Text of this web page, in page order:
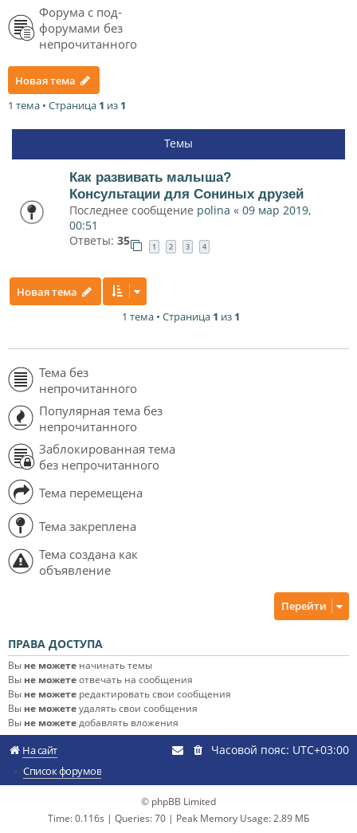
Форума с под-
форумами без
непрочитанного
Новая тема
1 тема • Страница 1 из 1
Темы
Как развивать малыша?
Консультации для Сониных друзей
Последнее сообщение polina « 09 мар 2019,
00:51
Ответы: 35 1 2 3 4
Новая тема
1 тема • Страница 1 из 1
Тема без
непрочитанного
Популярная тема без
непрочитанного
Заблокированная тема
без непрочитанного
Тема перемещена
Тема закреплена
Тема создана как
объявление
Перейти
ПРАВА ДОСТУПА
Вы не можете начинать темы
Вы не можетеотвечать на сообщения
Вы не можете редактировать свои сообщения
Вы не можетеудалять свои сообщения
Вы не можетедобавлять вложения
На сайт
Список форумов
Часовой пояс: UTC+03:00
© phpBB Limited
Time: 0.116s | Queries: 70 | Peak Memory Usage: 2.89 МБ